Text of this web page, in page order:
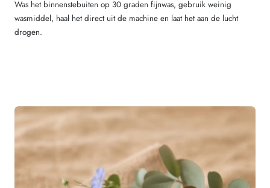
Was het binnenstebuiten op 30 graden fijnwas, gebruik weinig
wasmiddel, haal het direct uit de machine en laat het aan de lucht
drogen.